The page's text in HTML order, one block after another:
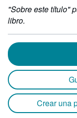
"Sobre este título"
libro.
Crear una